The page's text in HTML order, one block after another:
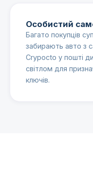
Особистий
Багато покупців
забирають авто з
Crypocto у пошті
світлом для
ключів.